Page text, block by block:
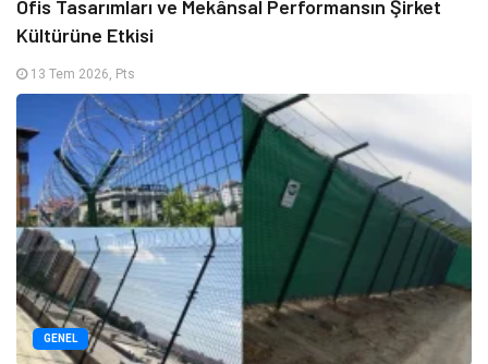
Ofis Tasarımları ve Mekânsal Performansın Şirket
Kültürüne Etkisi
13 Tem 2026, Pts
GENEL